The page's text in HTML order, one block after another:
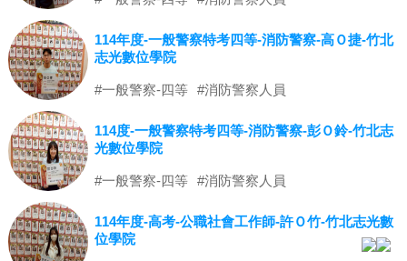
114年度-一般警察特考四等-消防警察-高Ｏ捷-竹北
志光數位學院
#一般警察-四等 #消防警察人員
114度-一般警察特考四等-消防警察-彭Ｏ鈴-竹北志
光數位學院
#一般警察-四等 #消防警察人員
114年度-高考-公職社會工作師-許Ｏ竹-竹北志光數
位學院